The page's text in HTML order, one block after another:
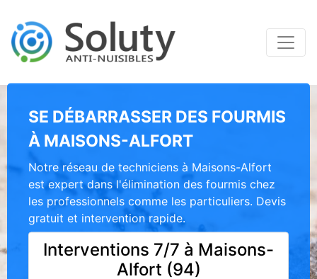
SE DÉBARRASSER DES FOURMIS
À MAISONS-ALFORT
Notre réseau de techniciens à Maisons-Alfort
est expert dans l'élimination des fourmis chez
les professionnels comme les particuliers. Devis
gratuit et intervention rapide.
Interventions 7/7 à Maisons-
Alfort (94)